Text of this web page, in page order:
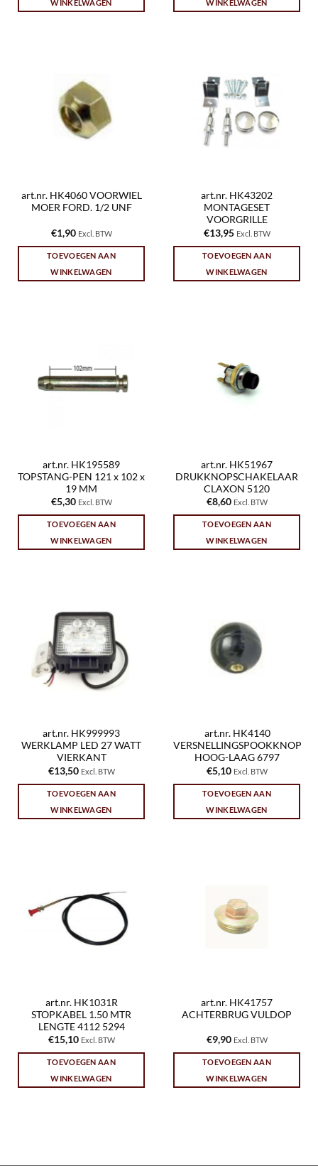
WINKELWAGEN WINKELWAGEN
art.nr. HK4060 VOORWIEL
MOER FORD. 1/2 UNF
€1,90 Excl. BTW
TOEVOEGEN AAN
WINKELWAGEN
art.nr. HK43202
MONTAGESET
VOORGRILLE
€13,95 Excl. BTW
TOEVOEGEN AAN
WINKELWAGEN
art.nr. HK195589
TOPSTANG-PEN 121 x 102 x
19 MM
€5,30 Excl. BTW
TOEVOEGEN AAN
WINKELWAGEN
art.nr. HK51967
DRUKKNOPSCHAKELAAR
CLAXON 5120
€8,60 Excl. BTW
TOEVOEGEN AAN
WINKELWAGEN
art.nr. HK999993
WERKLAMP LED 27 WATT
VIERKANT
€13,50 Excl. BTW
TOEVOEGEN AAN
WINKELWAGEN
art.nr. HK4140
VERSNELLINGSPOOKKNOP
HOOG-LAAG 6797
€5,10 Excl. BTW
TOEVOEGEN AAN
WINKELWAGEN
art.nr. HK1031R
STOPKABEL 1.50 MTR
LENGTE 4112 5294
€15,10 Excl. BTW
TOEVOEGEN AAN
WINKELWAGEN
art.nr. HK41757
ACHTERBRUG VULDOP
€9,90 Excl. BTW
TOEVOEGEN AAN
WINKELWAGEN